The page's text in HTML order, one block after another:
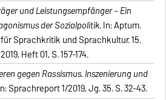
und Leistungsempfänger – Ein
der Sozialpolitik. In: Aptum.
Sprachkritik und Sprachkultur. 15.
Heft 01, S. 157-174.
gegen Rassismus. Inszenierung und
Sprachreport 1/2019, Jg. 35. S. 32-43.